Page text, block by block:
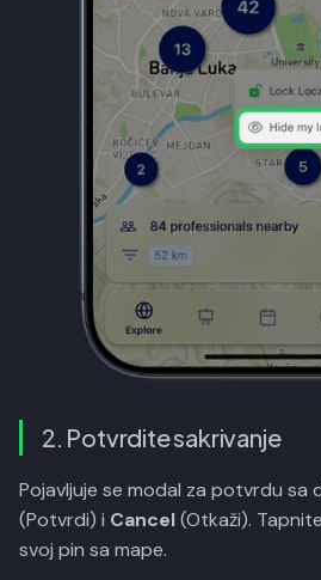
2. Potvrdite sakrivanje
Pojavljuje se modal za potvrdu sa
(Potvrdi) i Cancel(Otkaži). Tapnite
svoj pin sa mape.